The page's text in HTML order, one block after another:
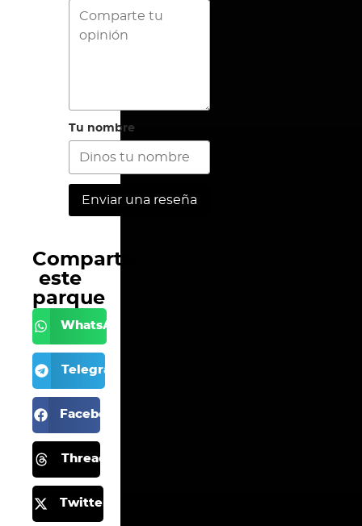
Tu nombre
Enviar una reseña
Comparte
este
parque
WhatsApp
Telegram
Facebook
Threads
Twitter X